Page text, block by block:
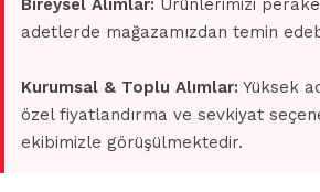
Bireysel Alımlar: Ürünlerimizi
adetlerde mağazamızdan temin
Kurumsal & Toplu Alımlar: Yüksek
özel fiyatlandırma ve sevkiyat
ekibimizle görüşülmektedir.